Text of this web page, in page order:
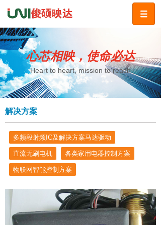
心芯相映，使命必达
Heart to heart, mission to reach
解决方案
多频段射频IC及解决方案马达驱动
直流无刷电机 各类家用电器控制方案
物联网智能控制方案